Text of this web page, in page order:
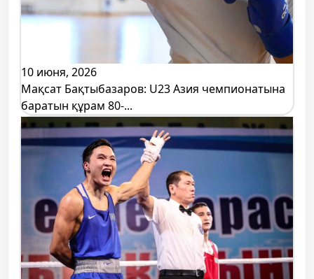
10 июня, 2026
Мақсат Бақтыбазаров: U23 Азия чемпионатына
баратын құрам 80-...